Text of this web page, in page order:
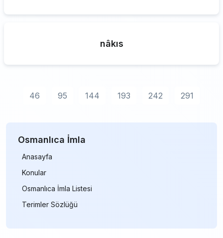
nâkıs
46 95 144 193 242 291
Osmanlıca İmla
Anasayfa
Konular
Osmanlıca İmla Listesi
Terimler Sözlüğü